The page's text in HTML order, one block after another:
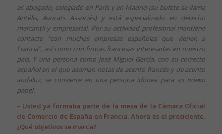
es abogado, colegiado en París y en Madrid (su bufete se llama
Antélis, Avocats Associés) y está especializado en derecho
mercantil y empresarial. Por su actividad profesional mantiene
contacto “con muchas empresas españolas que vienen a
Francia”, así como con firmas francesas interesadas en nuestro
país. Y una persona como José Miguel García, con su correcto
español en el que asoman notas de acento francés y de acento
andaluz, se convierte en una persona idónea para su nuevo
papel.
– Usted ya formaba parte de la mesa de la Cámara Oficial
de Comercio de España en Francia. Ahora es el presidente.
¿Qué objetivos se marca?